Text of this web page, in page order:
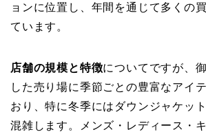
ョンに位置し、年間を通じて多くの
ています。
店舗の規模と特徴についてですが、
した売り場に季節ごとの豊富なアイ
おり、特に冬季にはダウンジャケッ
混雑します。メンズ・レディース・